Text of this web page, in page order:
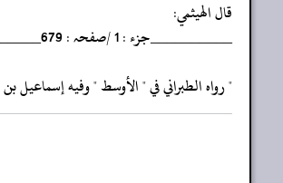
‏‏‏‏قال الهيثمي:
‏‏‏‏__________جزء : 1 /صفحہ : 679__________
‏‏‏‏" رواه الطبراني في " الأوسط " وفيه